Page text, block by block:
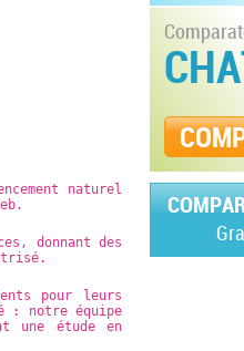
naturel
donnant des
pour leurs
: notre équipe
une étude en